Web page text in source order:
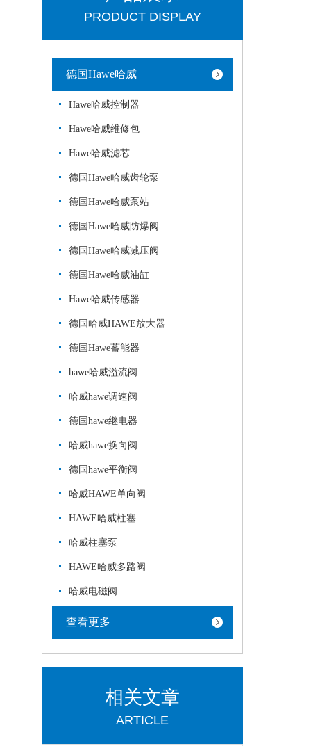
PRODUCT DISPLAY
德国Hawe哈威
Hawe哈威控制器
Hawe哈威维修包
Hawe哈威滤芯
德国Hawe哈威齿轮泵
德国Hawe哈威泵站
德国Hawe哈威防爆阀
德国Hawe哈威减压阀
德国Hawe哈威油缸
Hawe哈威传感器
德国哈威HAWE放大器
德国Hawe蓄能器
hawe哈威溢流阀
哈威hawe调速阀
德国hawe继电器
哈威hawe换向阀
德国hawe平衡阀
哈威HAWE单向阀
HAWE哈威柱塞
哈威柱塞泵
HAWE哈威多路阀
哈威电磁阀
查看更多
相关文章
ARTICLE